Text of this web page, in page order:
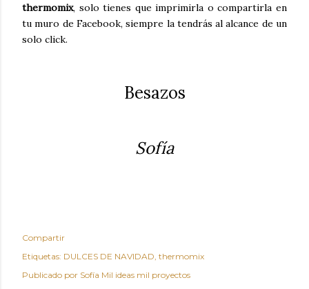
thermomix, solo tienes que imprimirla o compartirla en
tu muro de Facebook, siempre la tendrás al alcance de un
solo click.
Besazos
Sofía
Compartir
Etiquetas: DULCES DE NAVIDAD thermomix
Publicado por Sofía Mil ideas mil proyectos